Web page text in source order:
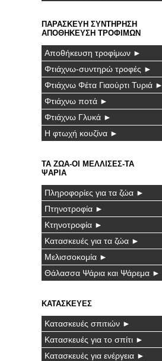
ΠΑΡΑΣΚΕΥΗ ΣΥΝΤΗΡΗΣΗ
ΑΠΟΘΗΚΕΥΣΗ ΤΡΟΦΙΜΩΝ
Αποθήκευση τροφίμων ►
Φτιάχνω-συντηρώ τροφές ►
Φτιάχνω Φέτα Γιαούρτι Τυριά ►
Φτιάχνω ποτά ►
Φτιάχνω Γλυκά ►
Η φτωχή κουζίνα ►
ΤΑ ΖΩΑ-ΟΙ ΜΕΛΛΙΣΕΣ-ΤΑ
ΨΑΡΙΑ
Πληροφορίες για τα ζώα ►
Πτηνοτροφία ►
Κτηνοτροφία ►
Κατασκευές για τα ζώα ►
Μελισσοκομία ►
Θάλασσα Ψάρια και Ψάρεμα ►
ΚΑΤΑΣΚΕΥΕΣ
Κατασκευές σπιτιών ►
Κατασκευές για το σπίτι ►
Κατασκευές για ενέργεια ►